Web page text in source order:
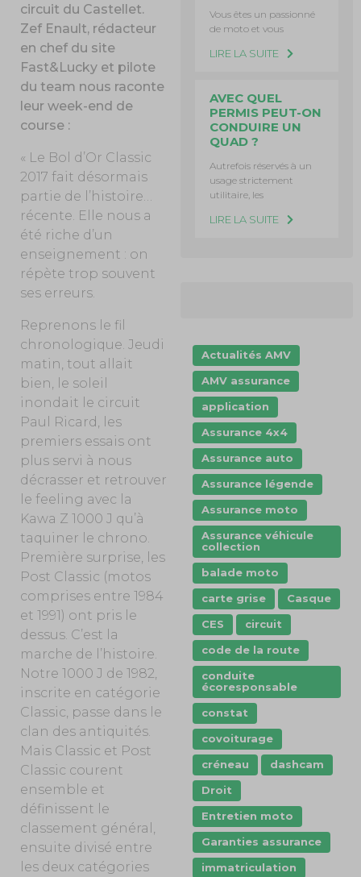
circuit du Castellet.
Zef Enault, rédacteur
en chef du site
Fast&Lucky et pilote
du team nous raconte
leur week-end de
course :
« Le Bol d’Or Classic
2017 fait désormais
partie de l’histoire…
récente. Elle nous a
été riche d’un
enseignement : on
répète trop souvent
ses erreurs.
Reprenons le fil
chronologique. Jeudi
matin, tout allait
bien, le soleil
inondait le circuit
Paul Ricard, les
premiers essais ont
plus servi à nous
décrasser et retrouver
le feeling avec la
Kawa Z 1000 J qu’à
taquiner le chrono.
Première surprise, les
Post Classic (motos
comprises entre 1984
et 1991) ont pris le
dessus. C’est la
marche de l’histoire.
Notre 1000 J de 1982,
inscrite en catégorie
Classic, passe dans le
clan des antiquités.
Mais Classic et Post
Classic courent
ensemble et
définissent le
classement général,
ensuite divisé entre
les deux catégories
Vous êtes un passionné
de moto et vous
LIRE LA SUITE
AVEC QUEL
PERMIS PEUT-ON
CONDUIRE UN
QUAD ?
Autrefois réservés à un
usage strictement
utilitaire, les
LIRE LA SUITE
Actualités AMV
AMV assurance
application
Assurance 4x4
Assurance auto
Assurance légende
Assurance moto
Assurance véhicule
collection
balade moto
carte grise
Casque
CES
circuit
code de la route
conduite
écoresponsable
constat
covoiturage
créneau
dashcam
Droit
Entretien moto
Garanties assurance
immatriculation